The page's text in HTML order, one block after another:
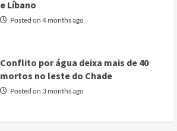
e Líbano
Posted on 4 months ago
Conflito por água deixa mais de 40
mortos no leste do Chade
Posted on 3 months ago